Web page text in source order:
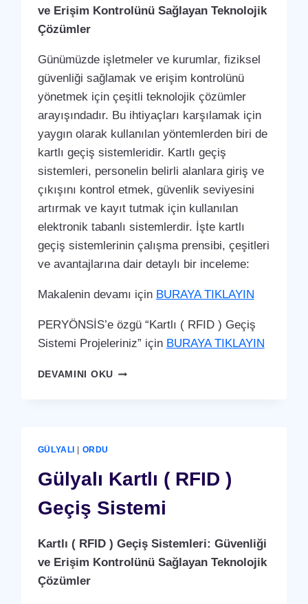
ve Erişim Kontrolünü Sağlayan Teknolojik
Çözümler
Günümüzde işletmeler ve kurumlar, fiziksel
güvenliği sağlamak ve erişim kontrolünü
yönetmek için çeşitli teknolojik çözümler
arayışındadır. Bu ihtiyaçları karşılamak için
yaygın olarak kullanılan yöntemlerden biri de
kartlı geçiş sistemleridir. Kartlı geçiş
sistemleri, personelin belirli alanlara giriş ve
çıkışını kontrol etmek, güvenlik seviyesini
artırmak ve kayıt tutmak için kullanılan
elektronik tabanlı sistemlerdir. İşte kartlı
geçiş sistemlerinin çalışma prensibi, çeşitleri
ve avantajlarına dair detaylı bir inceleme:
Makalenin devamı için BURAYA TIKLAYIN
PERYÖNSİS’e özgü “Kartlı ( RFID ) Geçiş
Sistemi Projeleriniz” için BURAYA TIKLAYIN
DEVAMINI OKUGÖLKÖY
GÜLYALI ORDU
Gülyalı Kartlı ( RFID )
Geçiş Sistemi
Kartlı ( RFID ) Geçiş Sistemleri: Güvenliği
ve Erişim Kontrolünü Sağlayan Teknolojik
Çözümler